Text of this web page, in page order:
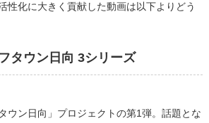
性化に大きく貢献した動画は以下よりどう
タウン日向 3シリーズ
ウン日向」プロジェクトの第1弾。話題とな